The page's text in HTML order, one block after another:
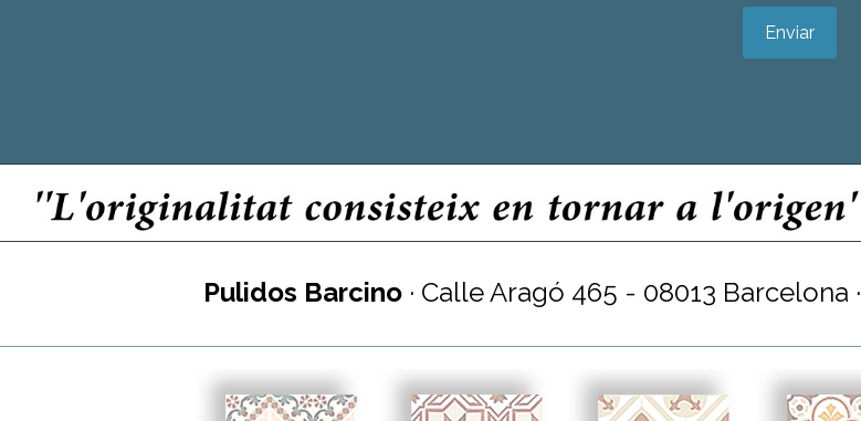
Enviar
Pulidos Barcino · Calle Aragó 465 - 08013 Barcelona ·